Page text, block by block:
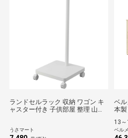
ランドセルラック 収納 ワゴン キ
ャスター付き 子供部屋 整理 山崎
うさマート
ベ
本
ベル